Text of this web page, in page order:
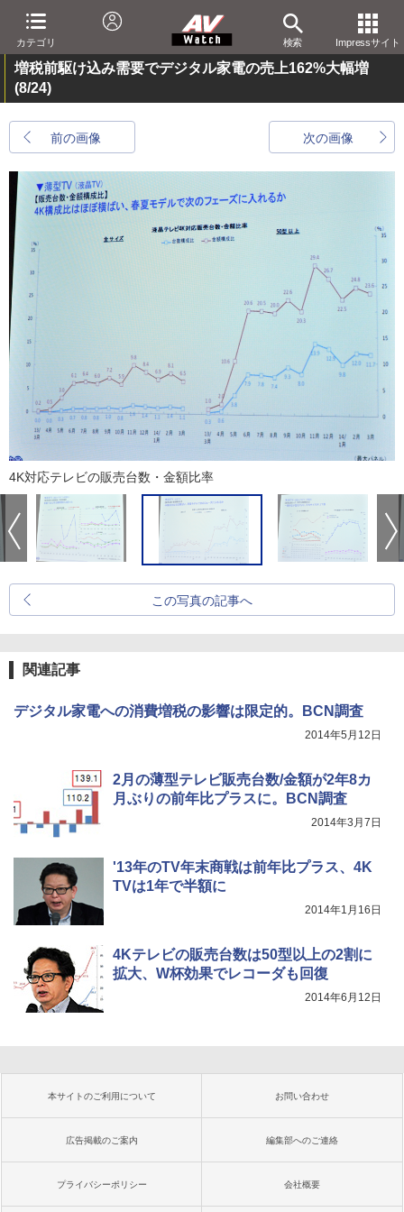
カテゴリ 検索 Impressサイト
増税前駆け込み需要でデジタル家電の売上162%大幅増
(8/24)
前の画像 次の画像
4K対応テレビの販売台数・金額比率
この写真の記事へ
関連記事
デジタル家電への消費増税の影響は限定的。BCN調査
2014年5月12日
2月の薄型テレビ販売台数/金額が2年8カ
月ぶりの前年比プラスに。BCN調査
2014年3月7日
'13年のTV年末商戦は前年比プラス、4K
TVは1年で半額に
2014年1月16日
4Kテレビの販売台数は50型以上の2割に
拡大、W杯効果でレコーダも回復
2014年6月12日
本サイトのご利用について お問い合わせ
広告掲載のご案内 編集部へのご連絡
プライバシーポリシー 会社概要